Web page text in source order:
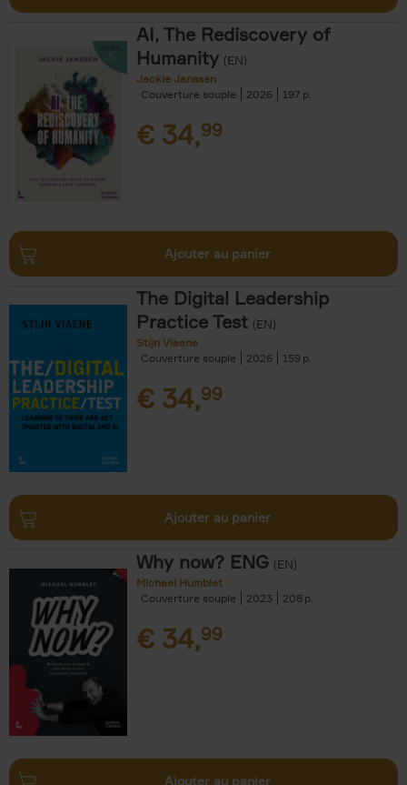
AI, The Rediscovery of
Humanity (EN)
Jackie Janssen
Couverture souple
2026 197
€ 34,99
Ajouter au panier
The Digital Leadership
Practice Test (EN)
Stijn Viaene
Couverture souple
2026 159
€ 34,99
Ajouter au panier
Why now? ENG (EN)
Michael Humblet
Couverture souple
2023 208
€ 34,99
Ajouter au panier